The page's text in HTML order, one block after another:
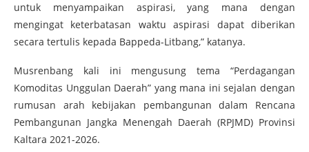
untuk menyampaikan aspirasi, yang mana dengan
mengingat keterbatasan waktu aspirasi dapat diberikan
secara tertulis kepada Bappeda-Litbang,” katanya.
Musrenbang kali ini mengusung tema “Perdagangan
Komoditas Unggulan Daerah” yang mana ini sejalan dengan
rumusan arah kebijakan pembangunan dalam Rencana
Pembangunan Jangka Menengah Daerah (RPJMD) Provinsi
Kaltara 2021-2026.